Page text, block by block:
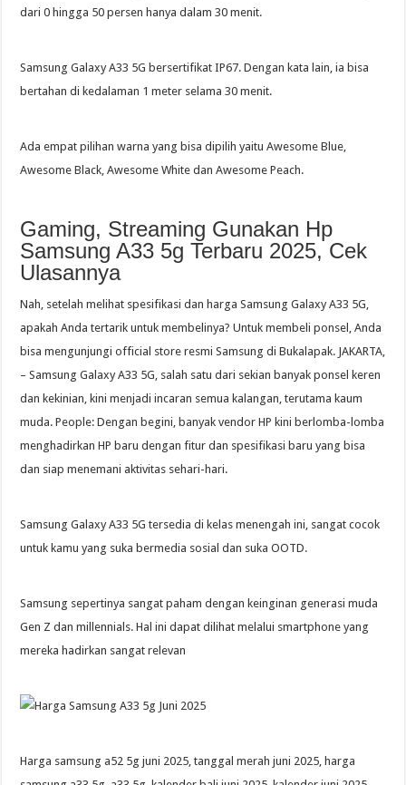
dari 0 hingga 50 persen hanya dalam 30 menit.
Samsung Galaxy A33 5G bersertifikat IP67. Dengan kata lain, ia bisa
bertahan di kedalaman 1 meter selama 30 menit.
Ada empat pilihan warna yang bisa dipilih yaitu Awesome Blue,
Awesome Black, Awesome White dan Awesome Peach.
Gaming, Streaming Gunakan Hp
Samsung A33 5g Terbaru 2025, Cek
Ulasannya
Nah, setelah melihat spesifikasi dan harga Samsung Galaxy A33 5G,
apakah Anda tertarik untuk membelinya? Untuk membeli ponsel, Anda
bisa mengunjungi official store resmi Samsung di Bukalapak. JAKARTA,
– Samsung Galaxy A33 5G, salah satu dari sekian banyak ponsel keren
dan kekinian, kini menjadi incaran semua kalangan, terutama kaum
muda. People: Dengan begini, banyak vendor HP kini berlomba-lomba
menghadirkan HP baru dengan fitur dan spesifikasi baru yang bisa
dan siap menemani aktivitas sehari-hari.
Samsung Galaxy A33 5G tersedia di kelas menengah ini, sangat cocok
untuk kamu yang suka bermedia sosial dan suka OOTD.
Samsung sepertinya sangat paham dengan keinginan generasi muda
Gen Z dan millennials. Hal ini dapat dilihat melalui smartphone yang
mereka hadirkan sangat relevan
Harga samsung a52 5g juni 2025, tanggal merah juni 2025, harga